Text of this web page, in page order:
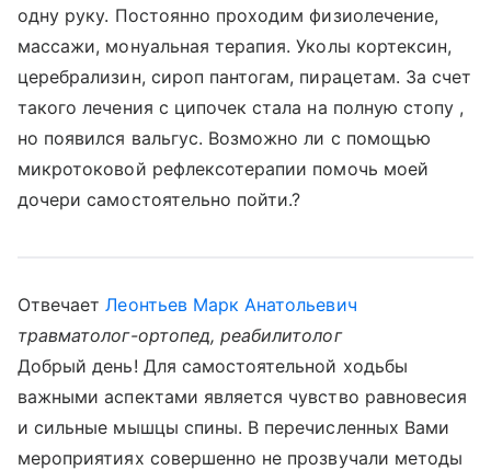
одну руку. Постоянно проходим физиолечение,
массажи, монуальная терапия. Уколы кортексин,
церебрализин, сироп пантогам, пирацетам. За счет
такого лечения с ципочек стала на полную стопу ,
но появился вальгус. Возможно ли с помощью
микротоковой рефлексотерапии помочь моей
дочери самостоятельно пойти.?
ОтвечаетЛеонтьев Марк Анатольевич
травматолог-ортопед, реабилитолог
Добрый день! Для самостоятельной ходьбы
важными аспектами является чувство равновесия
и сильные мышцы спины. В перечисленных Вами
мероприятиях совершенно не прозвучали методы